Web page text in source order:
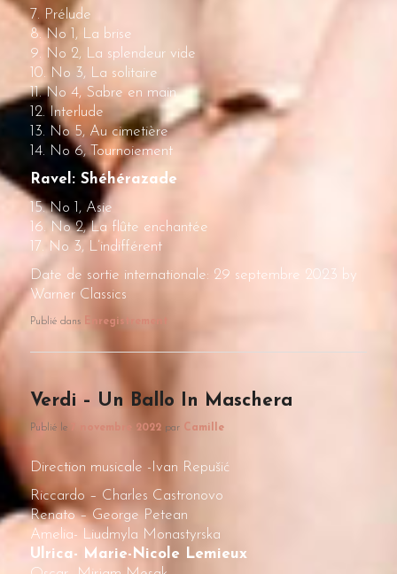
7. Prélude
8. No 1, La brise
9. No 2, La splendeur vide
10. No 3, La solitaire
11. No 4, Sabre en main
12. Interlude
13. No 5, Au cimetière
14. No 6, Tournoiement
Ravel: Shéhérazade
15. No 1, Asie
16. No 2, La flûte enchantée
17. No 3, L’indifférent
Date de sortie internationale: 29 septembre 2023 by
Warner Classics
Publié dans Enregistrement
Verdi – Un Ballo In Maschera
Publié le 7 novembre 2022 par Camille
Direction musicale -Ivan Repušić
Riccardo – Charles Castronovo
Renato – George Petean
Amelia- Liudmyla Monastyrska
Ulrica- Marie-Nicole Lemieux